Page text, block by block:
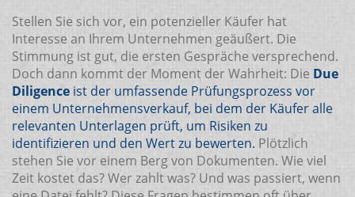
Stellen Sie sich vor, ein potenzieller Käufer hat
Interesse an Ihrem Unternehmen geäußert. Die
Stimmung ist gut, die ersten Gespräche versprechend.
Doch dann kommt der Moment der Wahrheit: Die Due
Diligence ist der umfassende Prüfungsprozess vor
einem Unternehmensverkauf, bei dem der Käufer alle
relevanten Unterlagen prüft, um Risiken zu
identifizieren und den Wert zu bewerten. Plötzlich
stehen Sie vor einem Berg von Dokumenten. Wie viel
Zeit kostet das? Wer zahlt was? Und was passiert, wenn